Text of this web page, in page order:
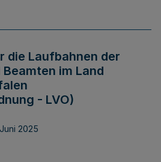
die Laufbahnen der
im Land
- LVO)
2025